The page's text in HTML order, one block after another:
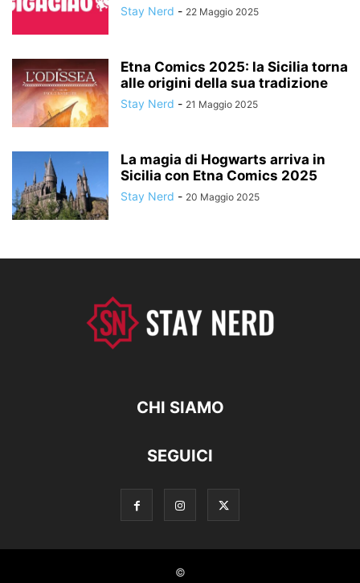
Stay Nerd - 22 Maggio 2025
Etna Comics 2025: la Sicilia torna
alle origini della sua tradizione
Stay Nerd - 21 Maggio 2025
La magia di Hogwarts arriva in
Sicilia con Etna Comics 2025
Stay Nerd - 20 Maggio 2025
CHI SIAMO
SEGUICI
©